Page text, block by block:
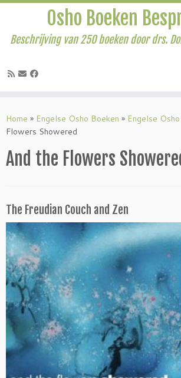
naar
inhoud
Osho Boeken
Beschrijving van 250 boeken door drs.
Home » Engelse Osho Boeken » Engelse
Flowers Showered
And the Flowers
The Freudian Couch and Zen